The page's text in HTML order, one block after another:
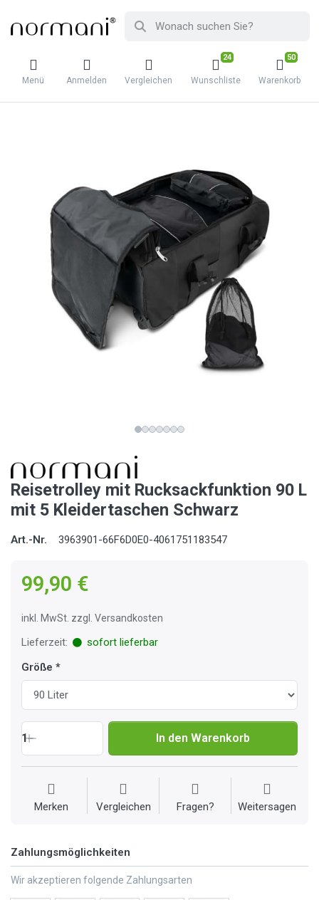
Menü Anmelden Vergleichen
24
Wunschliste
50
Warenkorb
Reisetrolley mit Rucksackfunktion 90 L
mit 5 Kleidertaschen Schwarz
Art.-Nr. 3963901-66F6D0E0-4061751183547
99,90 €
inkl. MwSt. zzgl. Versandkosten
Lieferzeit:
sofort lieferbar
Größe
1 In den Warenkorb
Merken Vergleichen Fragen? Weitersagen
Zahlungsmöglichkeiten
Wir akzeptieren folgende Zahlungsarten